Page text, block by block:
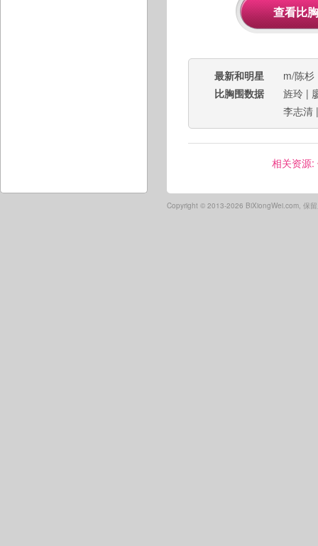
最新和明星
比胸围数据
m/陈杉
旌玲 |
李志清
相关资源:
Copyright © 2013-2026 BiXiongWei.com, 保